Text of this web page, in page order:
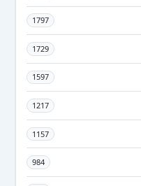
1797
1729
1597
1217
1157
984